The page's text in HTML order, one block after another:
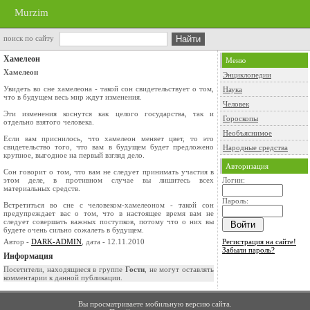
Murzim
поиск по сайту
Хамелеон
Хамелеон
Увидеть во сне хамелеона - такой сон свидетельствует о том,
что в будущем весь мир ждут изменения.
Эти изменения коснутся как целого государства, так и
отдельно взятого человека.
Если вам приснилось, что хамелеон меняет цвет, то это
свидетельство того, что вам в будущем будет предложено
крупное, выгодное на первый взгляд дело.
Сон говорит о том, что вам не следует принимать участия в
этом деле, в противном случае вы лишитесь всех
материальных средств.
Встретиться во сне с человеком-хамелеоном - такой сон
предупреждает вас о том, что в настоящее время вам не
следует совершать важных поступков, потому что о них вы
будете очень сильно сожалеть в будущем.
Автор - DARK-ADMIN , дата - 12.11.2010
Информация
Посетители, находящиеся в группе Гости, не могут оставлять
комментарии к данной публикации.
Меню
Энциклопедии
Наука
Человек
Гороскопы
Необъяснимое
Народные средства
Авторизация
Логин:
Пароль:
Регистрация на сайте!
Забыли пароль?
Вы просматриваете мобильную версию сайта.